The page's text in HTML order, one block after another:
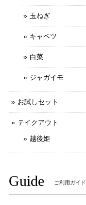
玉ねぎ
キャベツ
白菜
ジャガイモ
お試しセット
テイクアウト
越後姫
Guide ご利用ガイド